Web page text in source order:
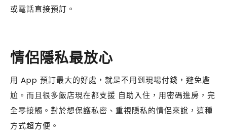
或電話直接預訂。
情侶隱私最放心
用 App 預訂最大的好處，就是不用到現場付錢，避免尷
尬。而且很多飯店現在都支援 自助入住，用密碼進房，完
全零接觸。對於想保護私密、重視隱私的情侶來說，這種
方式超方便。